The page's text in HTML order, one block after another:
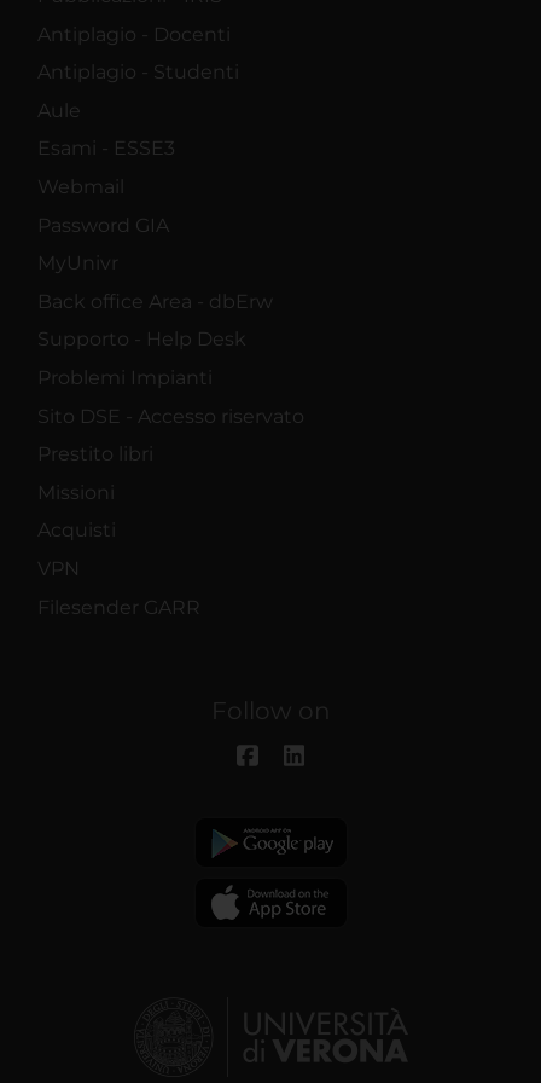
Antiplagio - Docenti
Antiplagio - Studenti
Aule
Esami - ESSE3
Webmail
Password GIA
MyUnivr
Back office Area - dbErw
Supporto - Help Desk
Problemi Impianti
Sito DSE - Accesso riservato
Prestito libri
Missioni
Acquisti
VPN
Filesender GARR
Follow on